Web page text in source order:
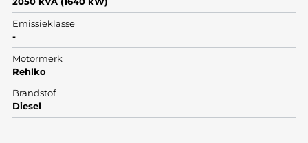
Emissieklasse
-
Motormerk
Rehlko
Brandstof
Diesel